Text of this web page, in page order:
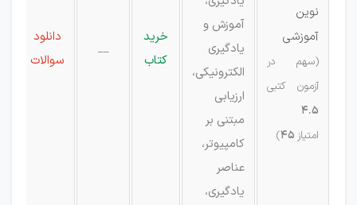
نوین
آموزشی
(سهم در
آزمون کتبی
4.5
امتیاز
)
آموزش و
یادگیری
الکترونیکی،
ارزیابی
مبتنی بر
کامپیوتر،
عناصر
یادگیری،
خرید
کتاب
__
دانلود
سوالات